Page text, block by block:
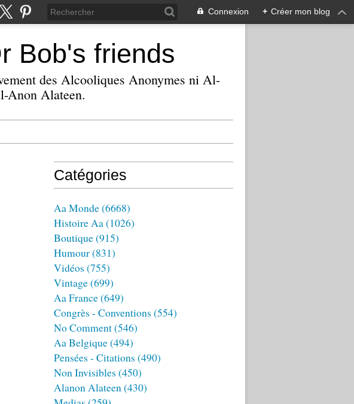
Connexion + Créer mon blog
Bob's friends
des Alcooliques Anonymes ni Al-
Anon Alateen.
Catégories
Aa Monde(6668)
Histoire Aa(1026)
Boutique(915)
Humour(831)
Vidéos (755)
Vintage(699)
Aa France(649)
Congrès - Conventions (554)
No Comment(546)
Aa Belgique(494)
Pensées - Citations (490)
Non Invisibles (450)
Alanon Alateen(430)